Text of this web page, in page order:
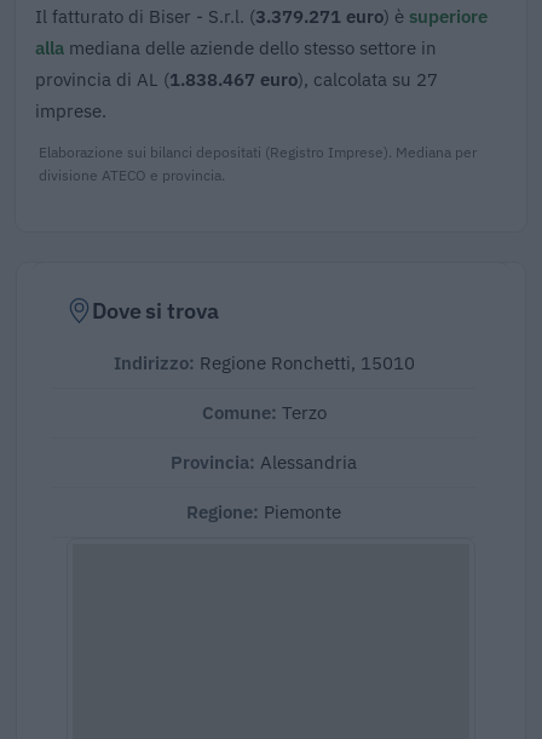
Il fatturato di Biser - S.r.l. (3.379.271 euro) è superiore
alla mediana delle aziende dello stesso settore in
provincia di AL (1.838.467 euro), calcolata su 27
imprese.
Elaborazione sui bilanci depositati (Registro Imprese). Mediana per
divisione ATECO e provincia.
Dove si trova
Indirizzo: Regione Ronchetti, 15010
Comune: Terzo
Provincia: Alessandria
Regione: Piemonte